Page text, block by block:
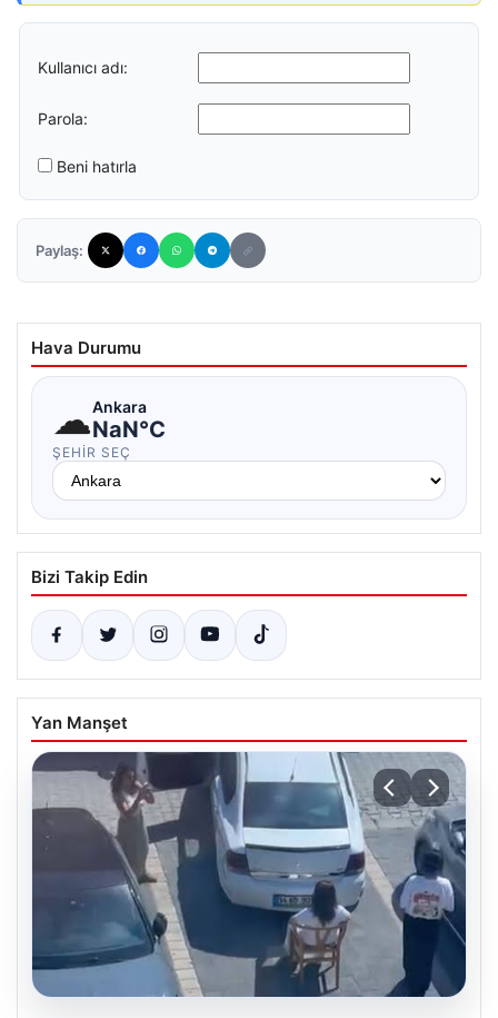
Kullanıcı adı:
Parola:
Beni hatırla
Paylaş:
Hava Durumu
☁Ankara
NaN°C
ŞEHIR SEÇ
Bizi Takip Edin
Yan Manşet